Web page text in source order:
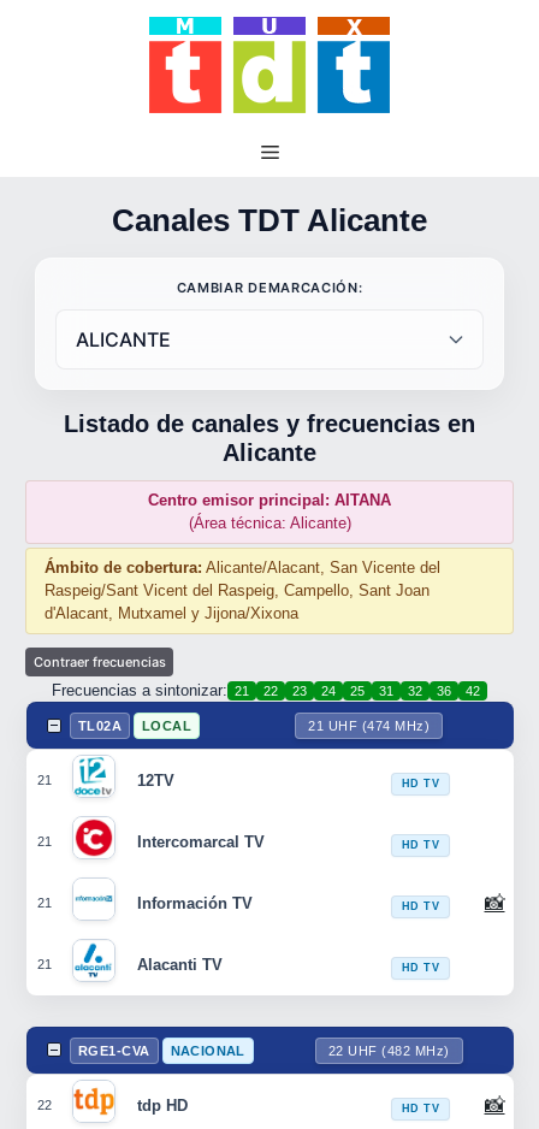
Canales TDT Alicante
CAMBIAR DEMARCACIÓN:
Listado de canales y frecuencias en
Alicante
Centro emisor principal: AITANA
(Área técnica: Alicante)
Ámbito de cobertura: Alicante/Alacant, San Vicente del
Raspeig/Sant Vicent del Raspeig, Campello, Sant Joan
d'Alacant, Mutxamel y Jijona/Xixona
Frecuencias a sintonizar: 21 22 23 24 25 31 32 36 42
TL02A LOCAL 21 UHF (474 MHz)
21 12TV HD TV
21 Intercomarcal TV HD TV
21 Información TV HD TV 📸
21 Alacanti TV HD TV
RGE1-CVA NACIONAL 22 UHF (482 MHz)
22 tdp HD HD TV 📸